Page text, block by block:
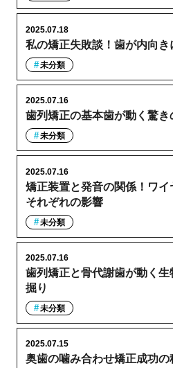
私の矯正失敗談！歯が内向き
2025.07.18
未分類
歯列矯正の基本歯が動く驚き
2025.07.16
未分類
矯正装置と発音の関係！ワ
それぞれの影響
2025.07.16
未分類
歯列矯正と骨代謝歯が動く
掘り
2025.07.16
未分類
奥歯の噛み合わせ矯正成功の
2025.07.15